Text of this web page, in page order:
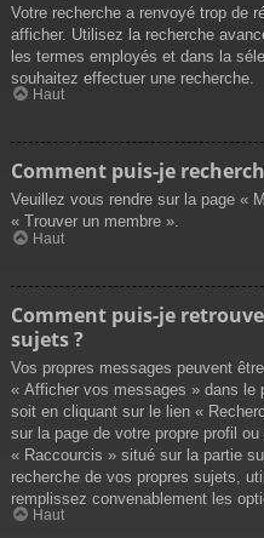
Votre recherche a renvoyé trop de
afficher. Utilisez la recherche
les termes employés et dans la
souhaitez effectuer une recherche.
Haut
Comment puis-je
Veuillez vous rendre sur la page «
« Trouver un membre ».
Haut
Comment puis-je
sujets ?
Vos propres messages peuvent
« Afficher vos messages » dans le
soit en cliquant sur le lien «
sur la page de votre propre profil
« Raccourcis » situé sur la partie
recherche de vos propres sujets,
remplissez convenablement les
Haut